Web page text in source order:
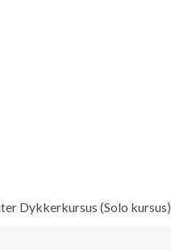
Dykkerkursus (Solo kursus)